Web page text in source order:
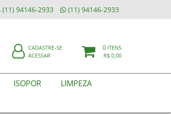
(11) 94146-2933 (11) 94146-2933
CADASTRE-SE
ACESSAR
0 ITENS
R$ 0,00
ISOPOR
LIMPEZA